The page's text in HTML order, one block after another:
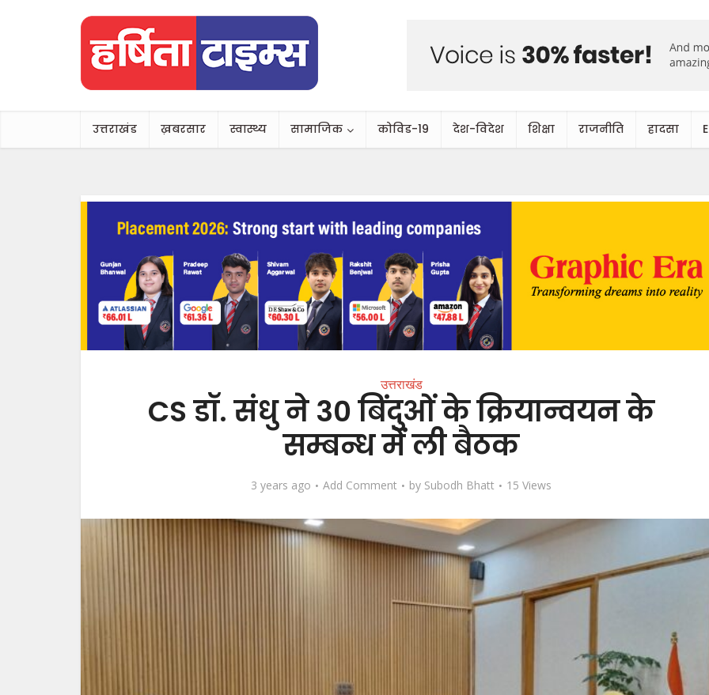
उत्तराखंड ख़बरसार स्वास्थ्य सामाजिक कोविड-19 देश-विदेश शिक्षा राजनीति हादसा
उत्तराखंड
CS डॉ. संधु ने 30 बिंदुओं के क्रियान्वयन के
सम्बन्ध में ली बैठक
3 years ago Add Comment by Subodh Bhatt 15 Views